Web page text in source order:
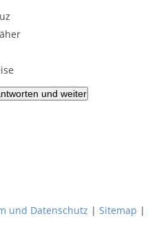
und Datenschutz | Sitemap |